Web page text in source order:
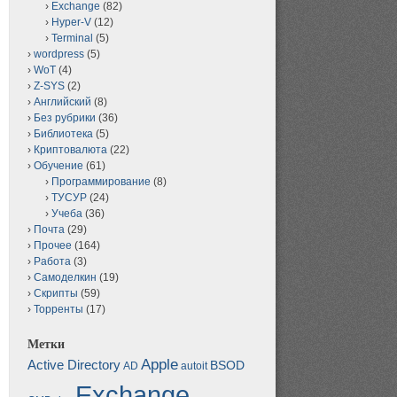
Exchange (82)
Hyper-V (12)
Terminal (5)
wordpress (5)
WoT (4)
Z-SYS (2)
Английский (8)
Без рубрики (36)
Библиотека (5)
Криптовалюта (22)
Обучение (61)
Программирование (8)
ТУСУР (24)
Учеба (36)
Почта (29)
Прочее (164)
Работа (3)
Самоделкин (19)
Скрипты (59)
Торренты (17)
Метки
Active Directory AD Apple autoit BSOD